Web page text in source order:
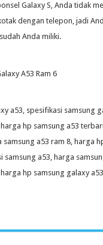
Galaxy S, Anda tidak
dengan telepon, jadi
Anda miliki.
a53, spesifikasi samsung
hp samsung a53
a53 ram 8, harga
samsung a53, harga
hp samsung galaxy